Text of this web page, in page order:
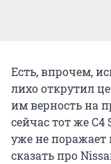
Есть, впрочем,
лихо открутил
им верность на
сейчас тот же
уже не
сказать про